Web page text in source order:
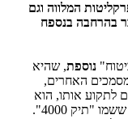
המלווה וגם
בהרחבה בנספח
נוספת, שהיא
האחרים,
לתקוע אותו, הוא
ב"ארון הקבורה" של התיק התפור וחסר הבסיס, ששמו "תיק 4000".